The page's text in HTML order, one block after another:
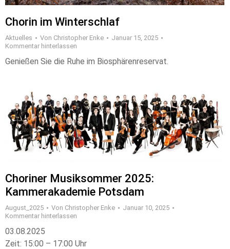
Chorin im Winterschlaf
Aktuelles Von Christopher Enke
Januar 15, 2025
Kommentar hinterlassen
Genießen Sie die Ruhe im Biosphärenreservat.
Choriner Musiksommer 2025:
Kammerakademie Potsdam
August_2025 Von Christopher Enke
Januar 10, 2025
Kommentar hinterlassen
03.08.2025
Zeit: 15:00 – 17:00 Uhr